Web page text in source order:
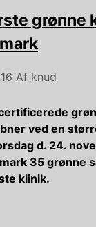
grønne
Af knud
ved en
d. 24.
35 grønne
klinik.